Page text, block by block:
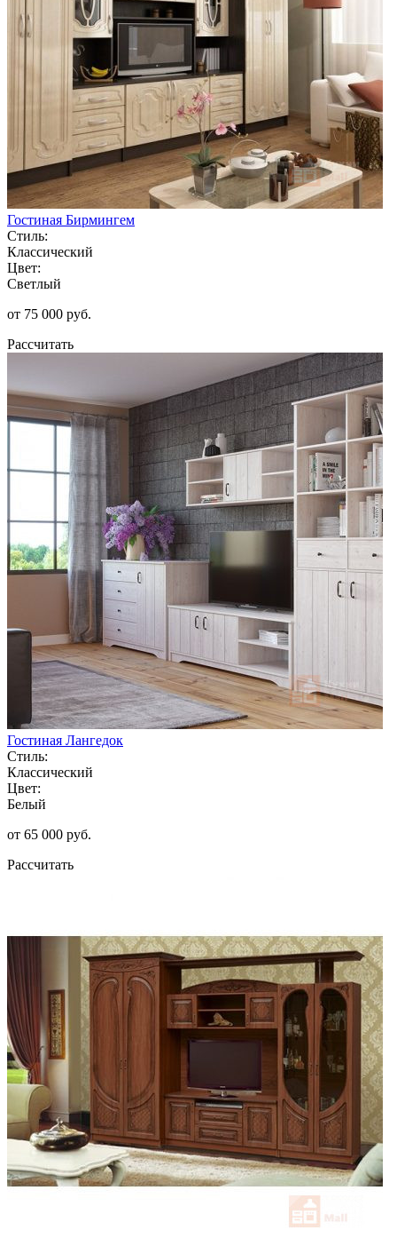
Гостиная Бирмингем
Стиль:
Классический
Цвет:
Светлый
от 75 000 руб.
Рассчитать
Гостиная Лангедок
Стиль:
Классический
Цвет:
Белый
от 65 000 руб.
Рассчитать